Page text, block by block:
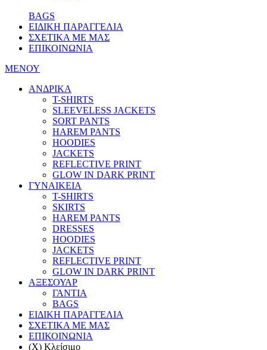
BAGS
ΕΙΔΙΚΗ ΠΑΡΑΓΓΕΛΙΑ
ΣΧΕΤΙΚΑ ΜΕ ΜΑΣ
ΕΠΙΚΟΙΝΩΝΙΑ
ΜΕΝΟΥ
ΑΝΔΡΙΚΑ
T-SHIRTS
SLEEVELESS JACKETS
SORT PANTS
HAREM PANTS
HOODIES
JACKETS
REFLECTIVE PRINT
GLOW IN DARK PRINT
ΓΥΝΑΙΚΕΙΑ
T-SHIRTS
SKIRTS
HAREM PANTS
DRESSES
HOODIES
JACKETS
REFLECTIVE PRINT
GLOW IN DARK PRINT
ΑΞΕΣΟΥΑΡ
ΓΑΝΤΙΑ
BAGS
ΕΙΔΙΚΗ ΠΑΡΑΓΓΕΛΙΑ
ΣΧΕΤΙΚΑ ΜΕ ΜΑΣ
ΕΠΙΚΟΙΝΩΝΙΑ
(X) Κλείσιμο